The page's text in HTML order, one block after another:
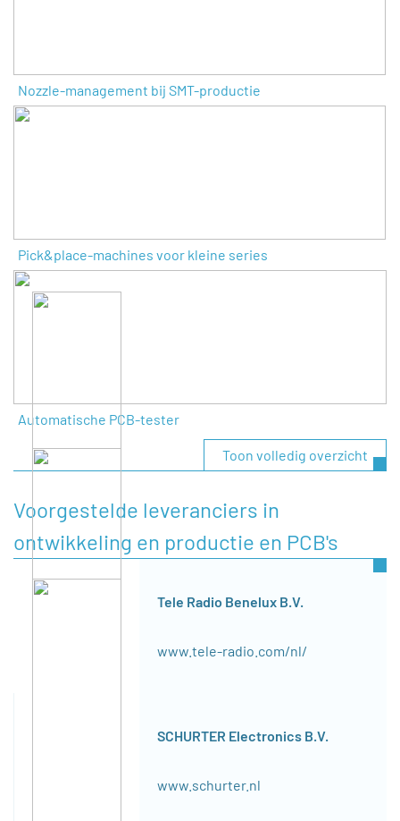
Nozzle-management bij SMT-productie
Pick&place-machines voor kleine series
Automatische PCB-tester
Toon volledig overzicht
Voorgestelde leveranciers in
ontwikkeling en productie en PCB's
Tele Radio Benelux B.V.
www.tele-radio.com/nl/
SCHURTER Electronics B.V.
www.schurter.nl